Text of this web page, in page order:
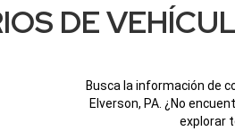
DE
Busca la información de
Elverson, PA. ¿No
explorar